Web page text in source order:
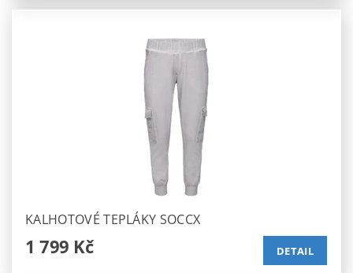
KALHOTOVÉ TEPLÁKY SOCCX
1 799 Kč DETAIL